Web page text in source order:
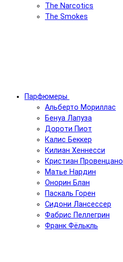
The Narcotics
The Smokes
Парфюмеры
Альберто Мориллас
Бенуа Лапуза
Дороти Пиот
Калис Беккер
Килиан Хеннесси
Кристиан Провенцано
Матье Нардин
Онорин Блан
Паскаль Горен
Сидони Лансессер
Фабрис Пеллегрин
Франк Фёлькль